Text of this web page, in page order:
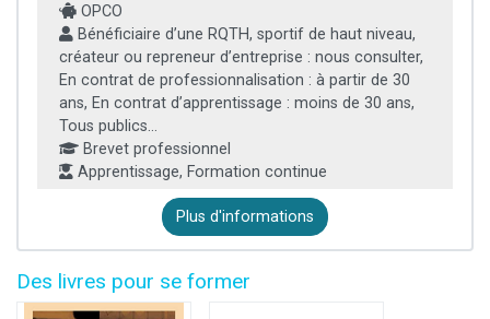
OPCO
Bénéficiaire d’une RQTH, sportif de haut niveau,
créateur ou repreneur d’entreprise : nous consulter,
En contrat de professionnalisation : à partir de 30
ans, En contrat d’apprentissage : moins de 30 ans,
Tous publics...
Brevet professionnel
Apprentissage, Formation continue
Plus d'informations
Des livres pour se former